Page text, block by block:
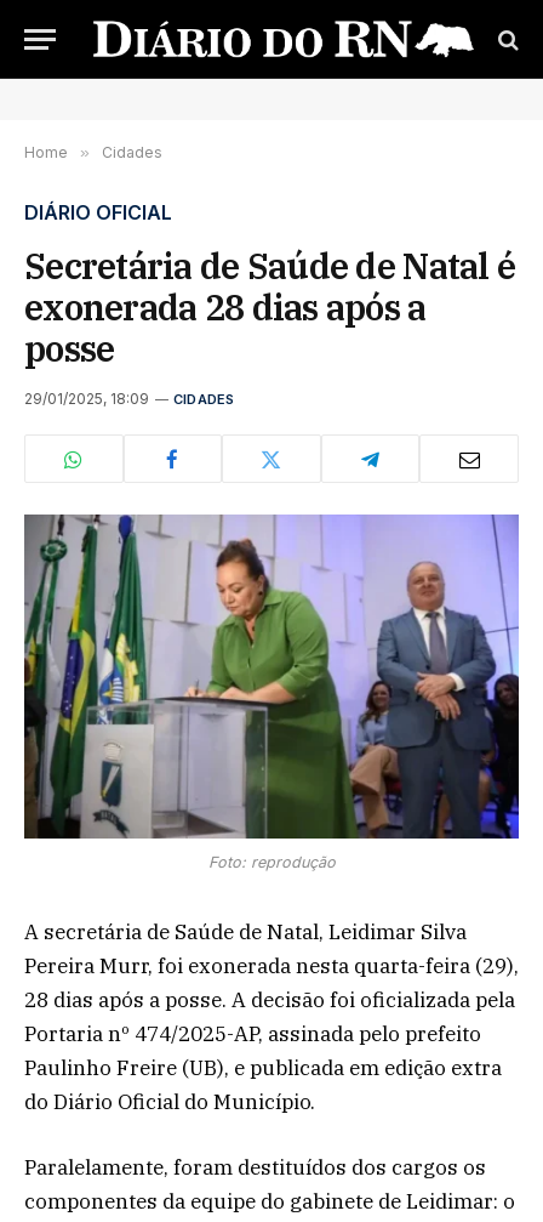
Home » Cidades
DIÁRIO OFICIAL
Secretária de Saúde de Natal é
exonerada 28 dias após a
posse
29/01/2025, 18:09 CIDADES
Foto: reprodução
A secretária de Saúde de Natal, Leidimar Silva
Pereira Murr, foi exonerada nesta quarta-feira (29),
28 dias após a posse. A decisão foi oficializada pela
Portaria nº 474/2025-AP, assinada pelo prefeito
Paulinho Freire (UB), e publicada em edição extra
do Diário Oficial do Município.
Paralelamente, foram destituídos dos cargos os
componentes da equipe do gabinete de Leidimar: o